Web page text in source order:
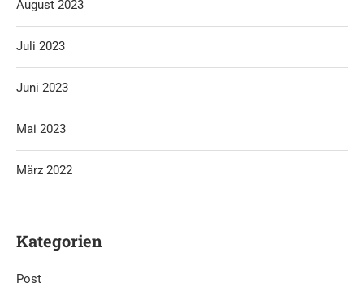
August 2023
Juli 2023
Juni 2023
Mai 2023
März 2022
Kategorien
Post